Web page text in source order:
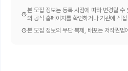
본 모집 정보는 등록 시점에 따라 변경될 수
의 공식 홈페이지를 확인하거나 기관에 직
본 모집 정보의 무단 복제, 배포는 저작권법